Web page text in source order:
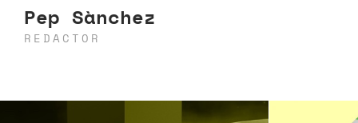
Pep Sànchez
REDACTOR